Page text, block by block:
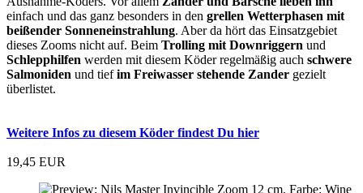
einfach und das ganz besonders in den grellen Wetterphasen mit
beißender Sonneneinstrahlung. Aber da hört das Einsatzgebiet
dieses Zooms nicht auf. Beim Trolling mit Downriggern und
Schlepphilfen werden mit diesem Köder regelmäßig auch schwere
Salmoniden und tiefim Freiwasser stehende Zander gezielt
überlistet.
Weitere Infos zu diesem Köder findest Du hier
19,45 EUR